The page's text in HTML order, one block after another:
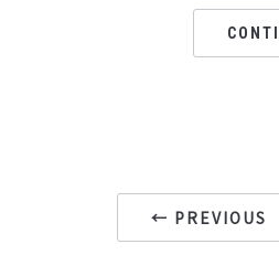
← PREVIOUS